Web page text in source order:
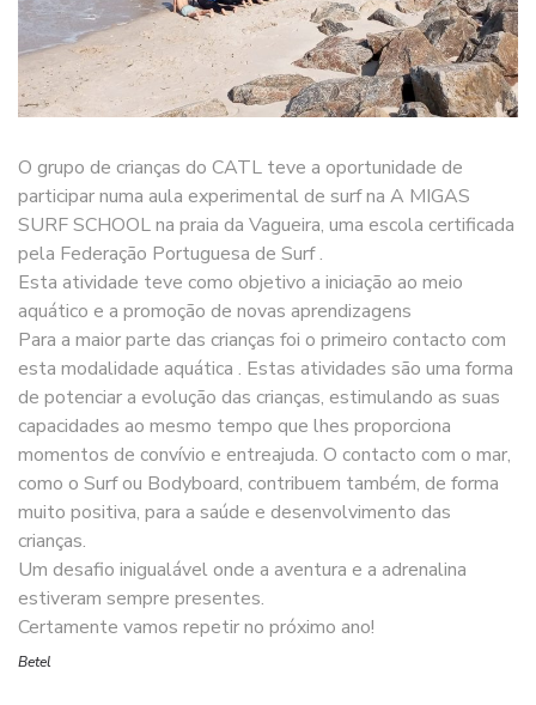
O grupo de crianças do CATL teve a oportunidade de
participar numa aula experimental de surf na A MIGAS
SURF SCHOOL na praia da Vagueira, uma escola certificada
pela Federação Portuguesa de Surf .
Esta atividade teve como objetivo a iniciação ao meio
aquático e a promoção de novas aprendizagens
Para a maior parte das crianças foi o primeiro contacto com
esta modalidade aquática . Estas atividades são uma forma
de potenciar a evolução das crianças, estimulando as suas
capacidades ao mesmo tempo que lhes proporciona
momentos de convívio e entreajuda. O contacto com o mar,
como o Surf ou Bodyboard, contribuem também, de forma
muito positiva, para a saúde e desenvolvimento das
crianças.
Um desafio inigualável onde a aventura e a adrenalina
estiveram sempre presentes.
Certamente vamos repetir no próximo ano!
Betel